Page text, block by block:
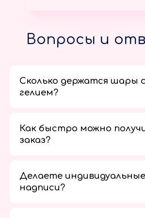
Вопросы и
Сколько держатся шары с
гелием?
Как быстро можно
заказ?
Делаете индивидуальные
надписи?